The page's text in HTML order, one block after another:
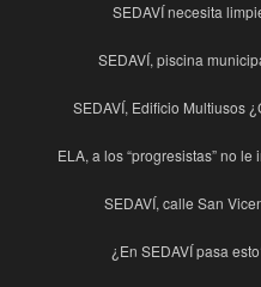
SEDAVÍ necesita
SEDAVÍ, piscina
SEDAVÍ, Edificio Multiusos
ELA, a los “progresistas” no
SEDAVÍ, calle San
¿En SEDAVÍ pasa